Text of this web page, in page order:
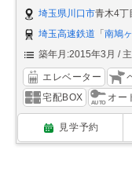
埼玉県川口市青木4丁
埼玉高速鉄道 「 南鳩
築年月:2015年3月
エレベーター
宅配BOX
オー
見学予約